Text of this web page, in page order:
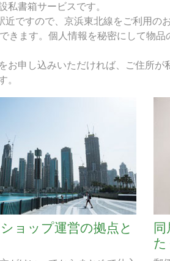
私書箱サービスです。
ですので、京浜東北線をご利用の
きます。個人情報を秘密にして物
申し込みいただければ、ご住所が
。
ョップ運営の拠点と
た